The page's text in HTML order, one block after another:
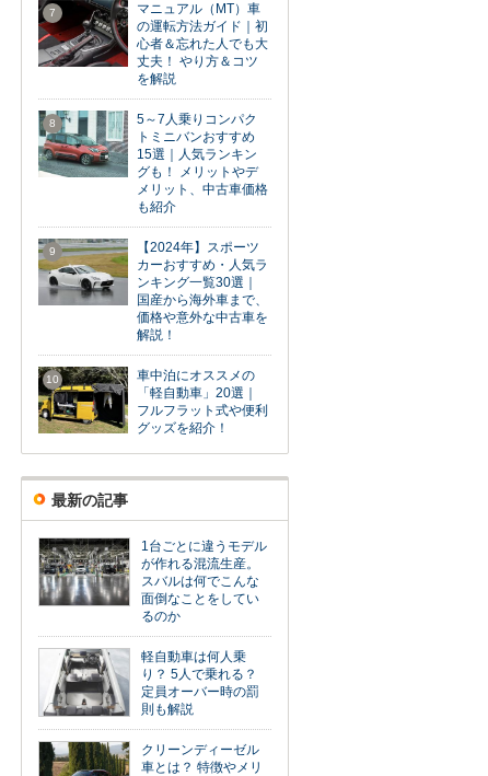
7
マニュアル（MT）車
の運転方法ガイド｜初
心者＆忘れた人でも大
丈夫！ やり方＆コツ
を解説
8
5～7人乗りコンパク
トミニバンおすすめ
15選｜人気ランキン
グも！ メリットやデ
メリット、中古車価格
も紹介
9
【2024年】スポーツ
カーおすすめ・人気ラ
ンキング一覧30選｜
国産から海外車まで、
価格や意外な中古車を
解説！
10
車中泊にオススメの
「軽自動車」20選｜
フルフラット式や便利
グッズを紹介！
最新の記事
1台ごとに違うモデル
が作れる混流生産。
スバルは何でこんな
面倒なことをしてい
るのか
軽自動車は何人乗
り？ 5人で乗れる？
定員オーバー時の罰
則も解説
クリーンディーゼル
車とは？ 特徴やメリ